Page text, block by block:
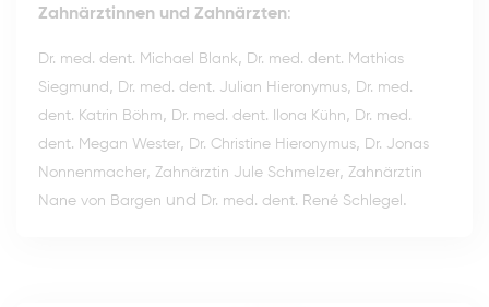
Zahnärztinnen und Zahnärzten:
Dr. med. dent. Michael Blank, Dr. med. dent. Mathias
Siegmund , Dr. med. dent. Julian Hieronymus, Dr. med.
dent. Katrin Böhm, Dr. med. dent. Ilona Kühn, Dr. med.
dent. Megan Wester, Dr. Christine Hieronymus, Dr. Jonas
Nonnenmacher, Zahnärztin Jule Schmelzer, Zahnärztin
Nane von Bargen und Dr. med. dent. René Schlegel .